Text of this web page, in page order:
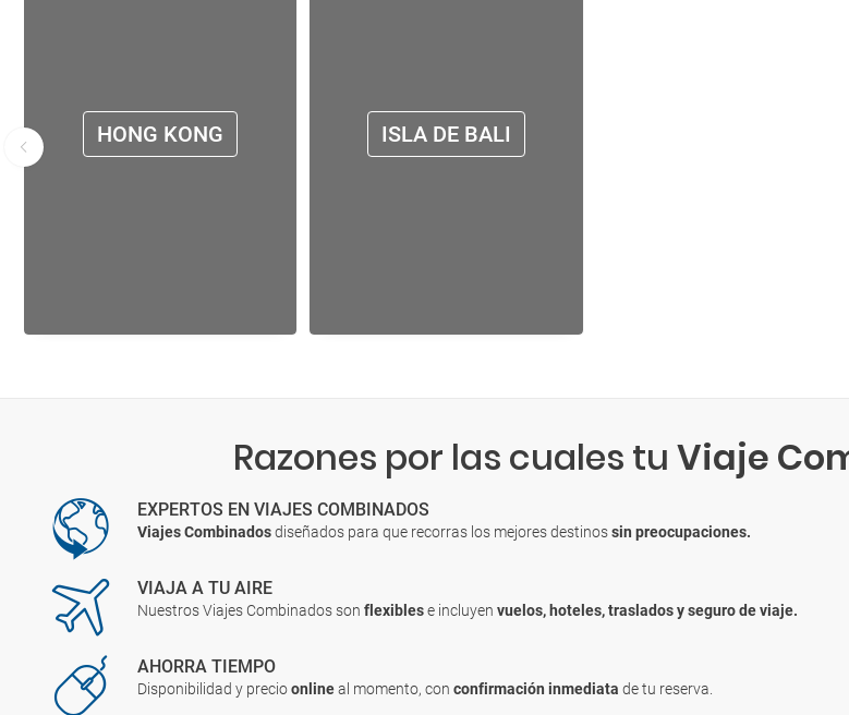
HONG KONG ISLA DE BALI
Razones por las cuales tu Viaje
EXPERTOS EN VIAJES COMBINADOS
Viajes Combinadosdiseñados para que recorras los mejores destinossin preocupaciones.
VIAJA A TU AIRE
Nuestros Viajes Combinados sonflexiblese incluyenvuelos, hoteles, traslados y seguro de viaje.
AHORRA TIEMPO
Disponibilidad y precioonlineal momento, conconfirmación inmediatade tu reserva.